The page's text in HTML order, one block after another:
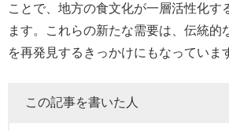
ことで、地方の食文化が一層活性化す
ます。これらの新たな需要は、伝統的
を再発見するきっかけにもなっていま
この記事を書いた人